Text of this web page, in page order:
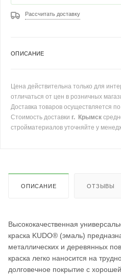
Рассчитать доставку
ОПИСАНИЕ
Цена действительна только для
отличаться от цен в розничных
Доставка товаров осуществляется
Стоимость доставки г. Крымск
стройматериалов уточняйте у
ОПИСАНИЕ ОТЗЫВЫ
Высококачественная
краска KUDO® (эмаль)
металлических и деревянных
краска легко наносится на
долговечное покрытие с